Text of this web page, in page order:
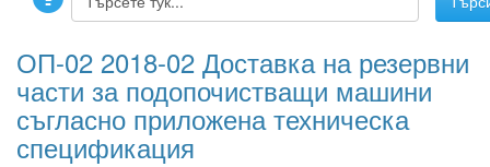
ОП-02 2018-02 Доставка на резервни
части за подопочистващи машини
съгласно приложена техническа
спецификация